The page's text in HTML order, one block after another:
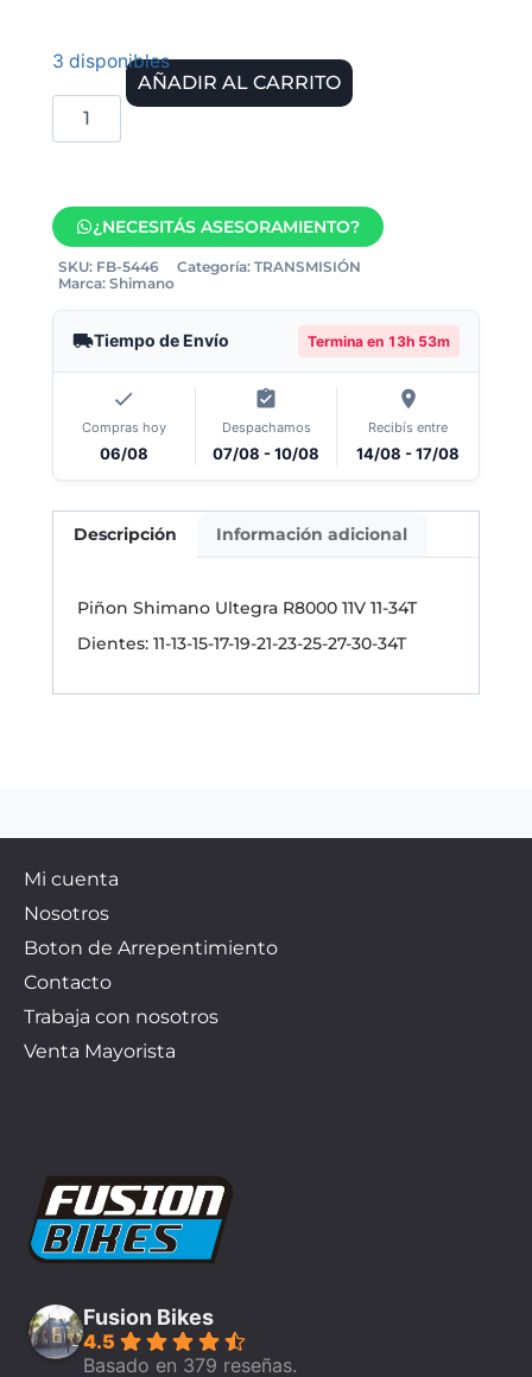
3 disponibles
AÑADIR AL CARRITO
¿NECESITÁS ASESORAMIENTO?
SKU: FB-5446 Categoría: TRANSMISIÓN
Marca: Shimano
Tiempo de Envío Termina en 13h 53m
Compras hoy
06/08
Despachamos
07/08 - 10/08
Recibís entre
14/08 - 17/08
Descripción Información adicional
Piñon Shimano Ultegra R8000 11V 11-34T
Dientes: 11-13-15-17-19-21-23-25-27-30-34T
Mi cuenta
Nosotros
Boton de Arrepentimiento
Contacto
Trabaja con nosotros
Venta Mayorista
Fusion Bikes
4.5
Basado en 379 reseñas.